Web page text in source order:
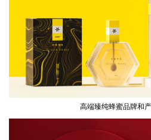
高端臻纯蜂蜜品牌和